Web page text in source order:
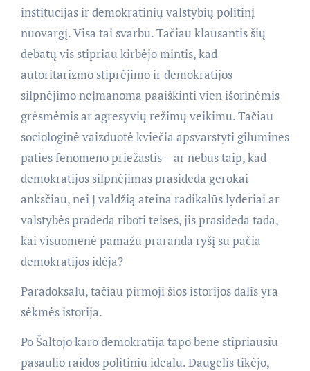
institucijas ir demokratinių valstybių politinį
nuovargį. Visa tai svarbu. Tačiau klausantis šių
debatų vis stipriau kirbėjo mintis, kad
autoritarizmo stiprėjimo ir demokratijos
silpnėjimo neįmanoma paaiškinti vien išorinėmis
grėsmėmis ar agresyvių režimų veikimu. Tačiau
sociologinė vaizduotė kviečia apsvarstyti gilumines
paties fenomeno priežastis – ar nebus taip, kad
demokratijos silpnėjimas prasideda gerokai
anksčiau, nei į valdžią ateina radikalūs lyderiai ar
valstybės pradeda riboti teises, jis prasideda tada,
kai visuomenė pamažu praranda ryšį su pačia
demokratijos idėja?
Paradoksalu, tačiau pirmoji šios istorijos dalis yra
sėkmės istorija.
Po Šaltojo karo demokratija tapo bene stipriausiu
pasaulio raidos politiniu idealu. Daugelis tikėjo,